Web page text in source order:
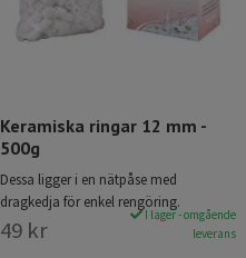
Keramiska ringar 12 mm -
500g
Dessa ligger i en nätpåse med
dragkedja för enkel rengöring.
49 kr
I lager - omgående
leverans